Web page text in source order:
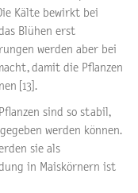
Kälte bewirkt bei
Blühen erst
werden aber bei
damit die Pflanzen
[13].
sind so stabil,
werden können.
sie als
in Maiskörnern ist